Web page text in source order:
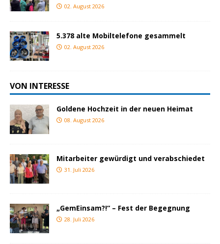
02. August 2026
5.378 alte Mobiltelefone gesammelt
02. August 2026
VON INTERESSE
Goldene Hochzeit in der neuen Heimat
08. August 2026
Mitarbeiter gewürdigt und verabschiedet
31. Juli 2026
„GemEinsam?!“ – Fest der Begegnung
28. Juli 2026